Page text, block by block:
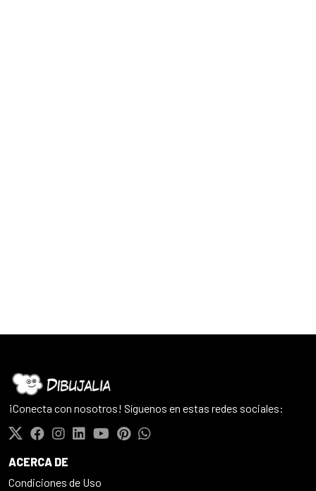
¡Conecta con nosotros! Síguenos en estas redes sociales:
ACERCA DE
Condiciones de Uso